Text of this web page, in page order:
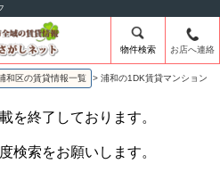
物件検索 お店へ連絡
和区の賃貸情報一覧 > 浦和の1DK賃貸マンション
を終了しております。
検索をお願いします。